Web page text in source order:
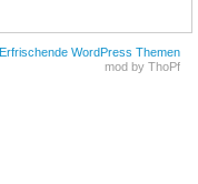
Erfrischende WordPress Themen
mod by ThoPf